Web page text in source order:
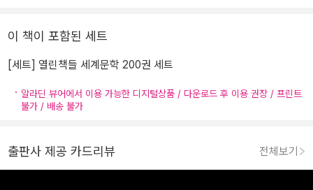
이 책이 포함된 세트
[세트] 열린책들 세계문학 200권 세트
알라딘 뷰어에서 이용 가능한 디지털상품 / 다운로드 후 이용 권장 / 프린트
불가 / 배송 불가
출판사 제공 카드리뷰 전체보기